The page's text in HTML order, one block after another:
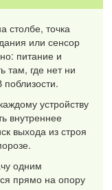
столбе, точка
или сенсор
питание и
там, где нет ни
устройству
внутреннее
выхода из строя
одним
прямо на опору